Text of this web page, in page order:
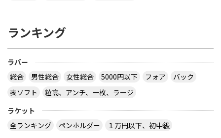
いケースもあり得ますよ。 ２枚合板、昔にあったセ
板だったか、４枚合板だったかは忘れましたが。
サイトを見る
http://table-tennis.ocnk.net/ こちらでユニフォー
ランキング
ラバー
総合
男性総合 女性総合 5000円以下 フォア
バック
表ソフト
粒高、アンチ、一枚、ラージ
ラケット
全ランキング
ペンホルダー
１万円以下、初中級